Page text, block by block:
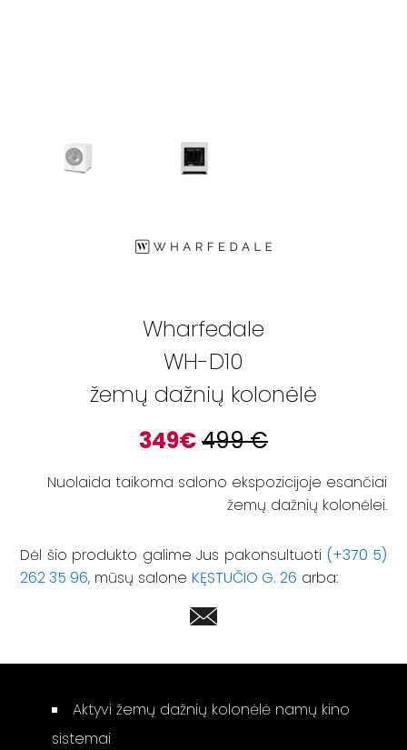
Wharfedale
WH-D10
žemų dažnių kolonėlė
349€499€
Nuolaida taikoma salono ekspozicijoje esančiai
žemų dažnių kolonėlei.
Dėl šio produkto galime Jus pakonsultuoti (+370 5)
262 35 96, mūsų salone KĘSTUČIO G. 26 arba:
Aktyvi žemų dažnių kolonėlė namų kino
sistemai